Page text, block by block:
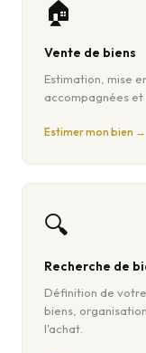
🏠
Vente de biens
Estimation, mise
accompagnées et
Estimer mon bien →
🔍
Recherche de
Définition de
biens,
l'achat.